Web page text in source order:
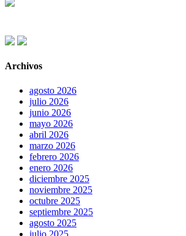
Archivos
agosto 2026
julio 2026
junio 2026
mayo 2026
abril 2026
marzo 2026
febrero 2026
enero 2026
diciembre 2025
noviembre 2025
octubre 2025
septiembre 2025
agosto 2025
julio 2025